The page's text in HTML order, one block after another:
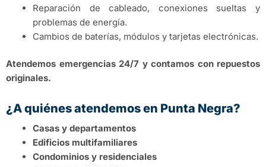
Reparación de cableado, conexiones sueltas y
problemas de energía.
Cambios de baterías, módulos y tarjetas electrónicas.
Atendemos emergencias 24/7 y contamos con repuestos
originales.
¿A quiénes atendemos en Punta Negra?
Casas y departamentos
Edificios multifamiliares
Condominios y residenciales